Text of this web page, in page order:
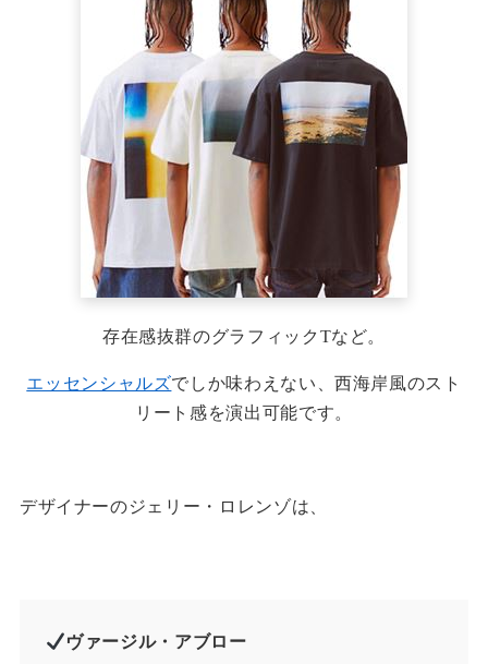
存在感抜群のグラフィックTなど。
エッセンシャルズでしか味わえない、西海岸風のスト
リート感を演出可能です。
デザイナーのジェリー・ロレンゾは、
ヴァージル・アブロー